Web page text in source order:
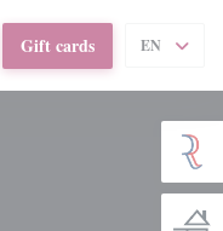
Gift cards EN